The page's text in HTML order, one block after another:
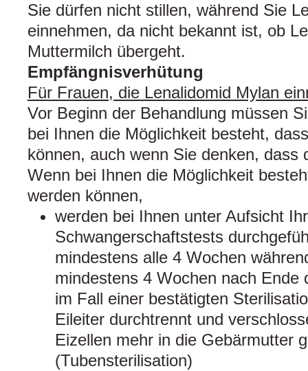
Sie dürfen nicht stillen, während Sie
einnehmen, da nicht bekannt ist, ob
Muttermilch übergeht.
Empfängnisverhütung
Für Frauen, die Lenalidomid Mylan
Vor Beginn der Behandlung müssen
bei Ihnen die Möglichkeit besteht,
können, auch wenn Sie denken, dass
Wenn bei Ihnen die Möglichkeit
werden können,
werden bei Ihnen unter Aufsicht
Schwangerschaftstests
mindestens alle 4 Wochen
mindestens 4 Wochen nach Ende
im Fall einer bestätigten
Eileiter durchtrennt und
Eizellen mehr in die Gebärmutter
(Tubensterilisation)